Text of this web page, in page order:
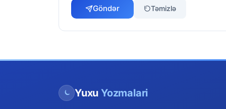
Göndər Təmizlə
Yuxu Yozmalari